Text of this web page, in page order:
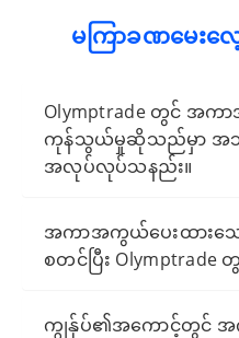
မကြာခဏမေးလေ့
Olymptrade တွင် အက
ကုန်သွယ်မှုဆိုသည်မှာ အ
အလုပ်လုပ်သနည်း။
အကာအကွယ်ပေးထား
စတင်ပြီး Olymptrade
ကျွန်ုပ်၏အကောင့်တွင်